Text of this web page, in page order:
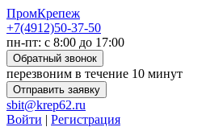
ПромКрепеж
+7(4912)50-37-50
пн-пт: с 8:00 до 17:00
Обратный звонок
перезвоним в течение 10 минут
Отправить заявку
sbit@krep62.ru
Войти | Регистрация